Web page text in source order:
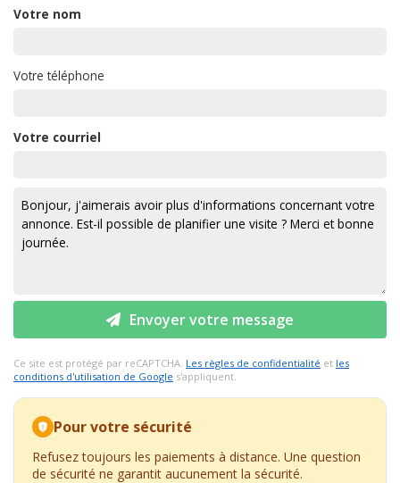
Votre nom
Votre téléphone
Votre courriel
Envoyer votre message
Ce site est protégé par reCAPTCHA. Les règles de confidentialité et les
conditions d'utilisation de Google s'appliquent.
Pour votre sécurité
Refusez toujours les paiements à distance. Une question
de sécurité ne garantit aucunement la sécurité.